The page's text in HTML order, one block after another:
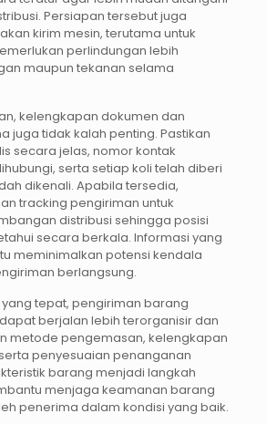
Persiapan tersebut juga
kirim mesin, terutama untuk
perlindungan lebih
maupun tekanan selama
kelengkapan dokumen dan
juga tidak kalah penting. Pastikan
secara jelas, nomor kontak
serta setiap koli telah diberi
dikenali. Apabila tersedia,
tracking pengiriman untuk
distribusi sehingga posisi
secara berkala. Informasi yang
meminimalkan potensi kendala
berlangsung.
tepat, pengiriman barang
berjalan lebih terorganisir dan
metode pengemasan, kelengkapan
penyesuaian penanganan
barang menjadi langkah
menjaga keamanan barang
penerima dalam kondisi yang baik.